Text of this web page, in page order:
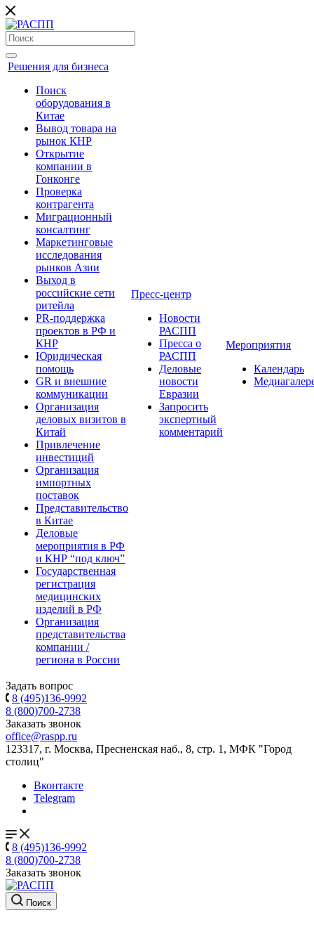
Решения для бизнеса
Поиск
оборудования в
Китае
Вывод товара на
рынок КНР
Открытие
компании в
Гонконге
Проверка
контрагента
Миграционный
консалтинг
Маркетинговые
исследования
рынков Азии
Выход в
российские сети
ритейла
PR-поддержка
проектов в РФ и
КНР
Юридическая
помощь
GR и внешние
коммуникации
Организация
деловых визитов в
Китай
Привлечение
инвестиций
Организация
импортных
поставок
Представительство
в Китае
Деловые
мероприятия в РФ
и КНР “под ключ”
Государственная
регистрация
медицинских
изделий в РФ
Организация
представительства
компании /
региона в России
Пресс-центр
Новости
РАСПП
Пресса о
РАСПП
Деловые
новости
Евразии
Запросить
экспертный
комментарий
Мероприятия
Календарь
Задать вопрос
8 (495)136-9992
8 (800)700-2738
Заказать звонок
office@raspp.ru
123317, г. Москва, Пресненская наб., 8, стр. 1, МФК "Город
столиц"
Вконтакте
Telegram
8 (495)136-9992
8 (800)700-2738
Заказать звонок
Поиск